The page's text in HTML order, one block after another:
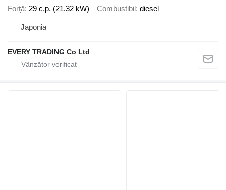
Forţă 29 c.p. (21.32 kW) Combustibil diesel
Japonia
EVERY TRADING Co Ltd